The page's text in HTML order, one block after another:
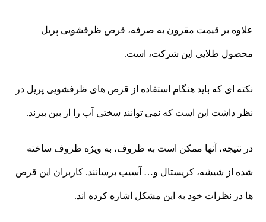
علاوه بر قیمت مقرون به صرفه، قرص ظرفشویی پریل
محصول طلایی این شرکت، است.
نکته ای که باید هنگام استفاده از قرص های ظرفشویی پریل در
نظر داشت این است که نمی توانند سختی آب را از بین ببرند.
در نتیجه، آنها ممکن است به ظروف، به ویژه ظروف ساخته
شده از شیشه، کریستال و… آسیب برسانند. کاربران این قرص
ها در نظرات خود به این مشکل اشاره کرده اند.